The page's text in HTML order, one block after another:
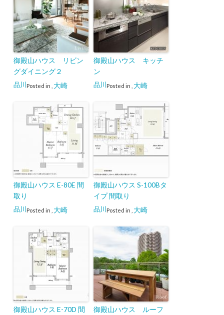
御殿山ハウス リビン
グダイニング２
Posted in
品川 大崎
御殿山ハウス キッチ
ン
Posted in
品川 大崎
御殿山ハウス E-80E 間
取り
Posted in
品川 大崎
御殿山ハウス S-100Bタ
イプ 間取り
Posted in
品川 大崎
御殿山ハウス E-70D 間
御殿山ハウス ルーフ